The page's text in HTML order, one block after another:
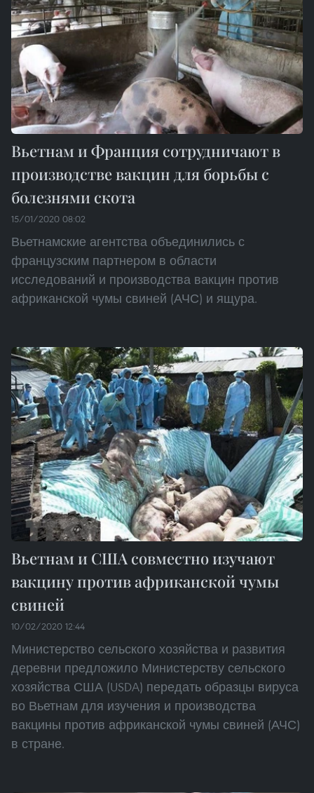
Вьетнам и Франция сотрудничают в
производстве вакцин для борьбы с
болезнями скота
15/01/2020 08:02
Вьетнамские агентства объединились с
французским партнером в области
исследований и производства вакцин против
африканской чумы свиней (АЧС) и ящура.
Вьетнам и США совместно изучают
вакцину против африканской чумы
свиней
10/02/2020 12:44
Министерство сельского хозяйства и развития
деревни предложило Министерству сельского
хозяйства США (USDA) передать образцы вируса
во Вьетнам для изучения и производства
вакцины против африканской чумы свиней (АЧС)
в стране.